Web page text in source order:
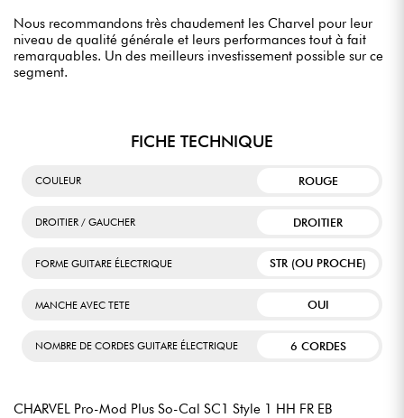
Nous recommandons très chaudement les Charvel pour leur
niveau de qualité générale et leurs performances tout à fait
remarquables. Un des meilleurs investissement possible sur ce
segment.
FICHE TECHNIQUE
COULEUR ROUGE
DROITIER / GAUCHER DROITIER
FORME GUITARE ÉLECTRIQUE STR (OU PROCHE)
MANCHE AVEC TETE OUI
NOMBRE DE CORDES GUITARE ÉLECTRIQUE 6 CORDES
CHARVEL Pro-Mod Plus So-Cal SC1 Style 1 HH FR EB